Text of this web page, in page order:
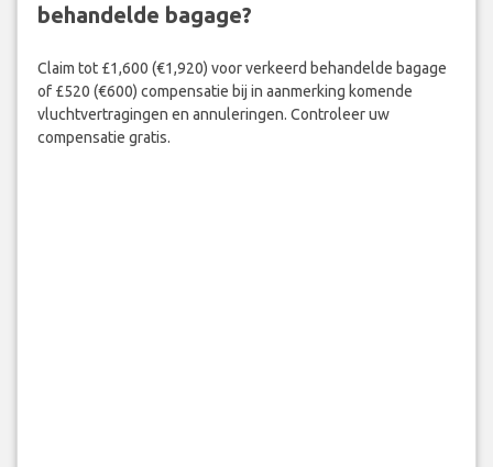
behandelde bagage?
Claim tot £1,600 (€1,920) voor verkeerd behandelde bagage
of £520 (€600) compensatie bij in aanmerking komende
vluchtvertragingen en annuleringen. Controleer uw
compensatie gratis.